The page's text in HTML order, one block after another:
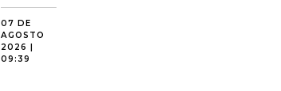
07 DE
AGOSTO
2026 |
09:39